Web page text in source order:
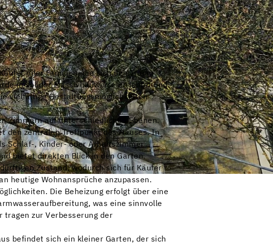
oder Familien, die sich den Traum
in solider Massivbauweise errichtet und
vielfältige Gestaltungsmöglichkeiten
Zimmern auf unterschiedlichen Ebenen.
den zentralen Treffpunkt des Hauses. In
Schlaf-, Kinder- oder Arbeitszimmer
bietet direkten Blick in den Garten.
Zustand, wodurch sich für Käufer
heutige Wohnansprüche anzupassen.
Die Beheizung erfolgt über eine
was eine sinnvolle
tragen zur Verbesserung der
befindet sich ein kleiner Garten, der sich